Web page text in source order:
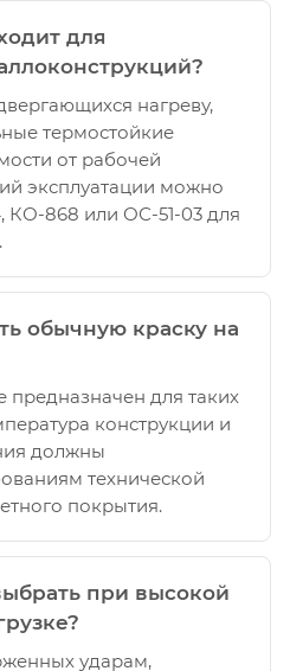
для
нагреву,
термостойкие
от рабочей
эксплуатации можно
КО-868 или ОС-51-03 для
обычную краску на
предназначен для таких
конструкции и
должны
технической
покрытия.
при высокой
ударам,